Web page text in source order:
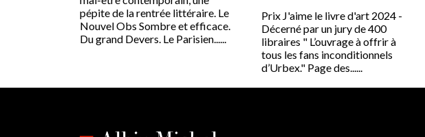
pépite de la rentrée littéraire. Le
Nouvel Obs Sombre et efficace.
Du grand Devers. Le Parisien......
Prix J'aime le livre d'art 2024 -
Décerné par un jury de 400
libraires " L’ouvrage à offrir à
tous les fans inconditionnels
d’Urbex." Page des......